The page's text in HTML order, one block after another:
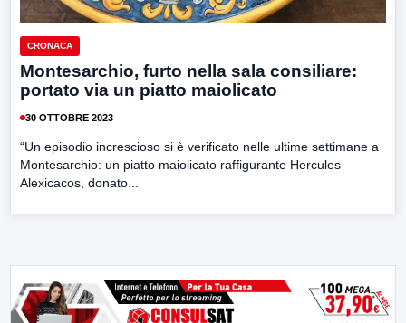
CRONACA
Montesarchio, furto nella sala consiliare:
portato via un piatto maiolicato
30 OTTOBRE 2023
“Un episodio increscioso si è verificato nelle ultime settimane a
Montesarchio: un piatto maiolicato raffigurante Hercules
Alexicacos, donato...